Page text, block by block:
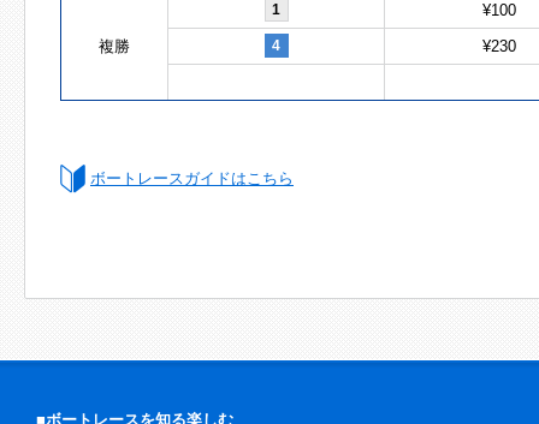
複勝
1 ¥100
4 ¥230
ボートレースガイドはこちら
■ボートレースを知る楽しむ